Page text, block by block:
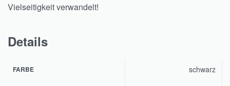
Vielseitigkeit verwandelt!
Details
FARBE schwarz